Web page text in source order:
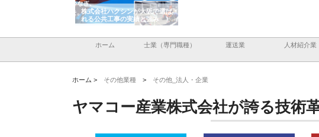
株式会社ハクシンが大阪で選ば
れる公共工事の実績と強み
ホーム 士業（専門職種） 運送業 人材紹介業
ホーム > その他業種 > その他_法人・企業
ヤマコー産業株式会社が誇る技術